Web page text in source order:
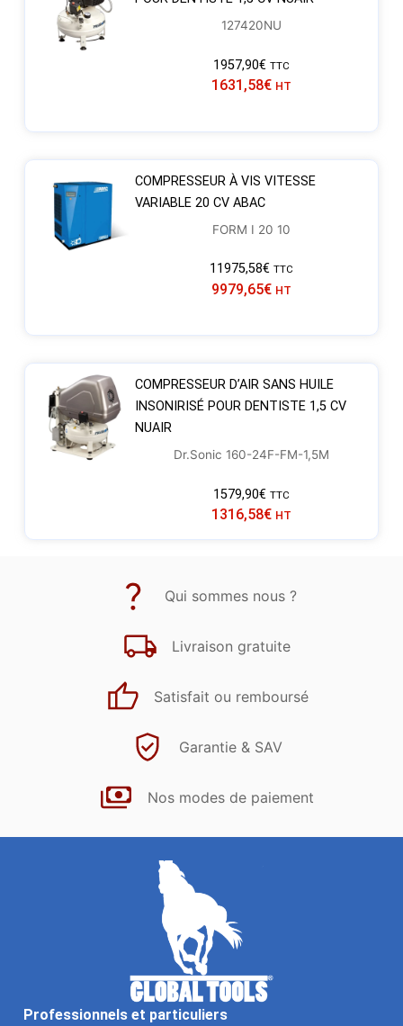
127420NU
1957,90€ TTC
1631,58€ HT
COMPRESSEUR À VIS VITESSE
VARIABLE 20 CV ABAC
FORM I 20 10
11975,58€ TTC
9979,65€ HT
COMPRESSEUR D’AIR SANS HUILE
INSONIRISÉ POUR DENTISTE 1,5 CV
NUAIR
Dr.Sonic 160-24F-FM-1,5M
1579,90€ TTC
1316,58€ HT
Qui sommes nous ?
Livraison gratuite
Satisfait ou remboursé
Garantie & SAV
Nos modes de paiement
Professionnels et particuliers